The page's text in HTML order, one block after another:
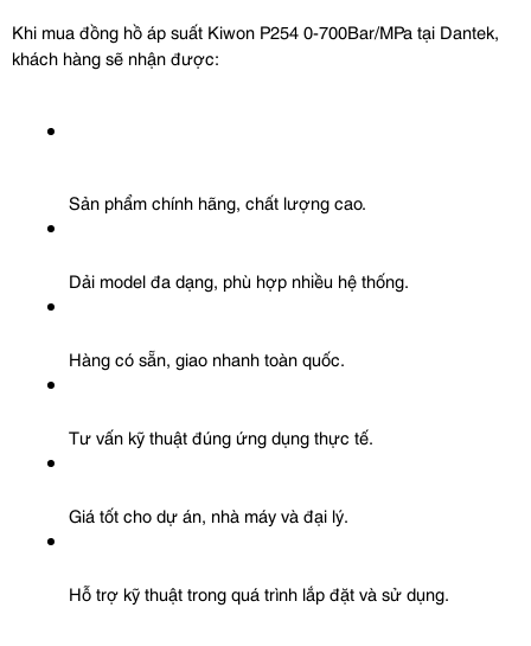
Khi mua đồng hồ áp suất Kiwon P254 0-700Bar/MPa tại Dantek,
khách hàng sẽ nhận được:
Sản phẩm chính hãng, chất lượng cao.
Dải model đa dạng, phù hợp nhiều hệ thống.
Hàng có sẵn, giao nhanh toàn quốc.
Tư vấn kỹ thuật đúng ứng dụng thực tế.
Giá tốt cho dự án, nhà máy và đại lý.
Hỗ trợ kỹ thuật trong quá trình lắp đặt và sử dụng.